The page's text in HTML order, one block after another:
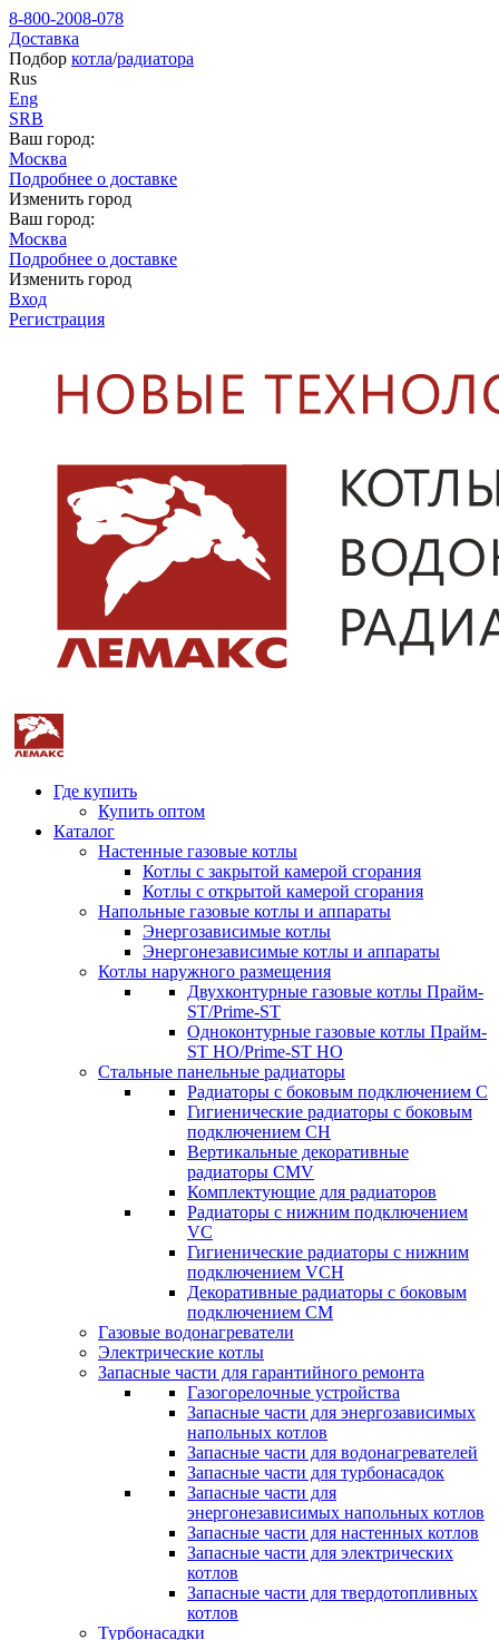
8-800-2008-078
Доставка
Подбор котла/радиатора
Rus
Eng
SRB
Ваш город:
Москва
Подробнее о доставке
Изменить город
Ваш город:
Москва
Подробнее о доставке
Изменить город
Вход
Регистрация
Где купить
Купить оптом
Каталог
Настенные газовые котлы
Котлы с закрытой камерой сгорания
Котлы с открытой камерой сгорания
Напольные газовые котлы и аппараты
Энергозависимые котлы
Энергонезависимые котлы и аппараты
Котлы наружного размещения
Двухконтурные газовые котлы Прайм-
ST/Prime-ST
Одноконтурные газовые котлы Прайм-
ST HO/Prime-ST HO
Стальные панельные радиаторы
Радиаторы c боковым подключением C
Гигиенические радиаторы c боковым
подключением CH
Вертикальные декоративные
радиаторы CMV
Комплектующие для радиаторов
Радиаторы c нижним подключением
VC
Гигиенические радиаторы c нижним
подключением VCH
Декоративные радиаторы с боковым
подключением CM
Газовые водонагреватели
Электрические котлы
Запасные части для гарантийного ремонта
Газогорелочные устройства
Запасные части для энергозависимых
напольных котлов
Запасные части для водонагревателей
Запасные части для турбонасадок
Запасные части для
энергонезависимых напольных котлов
Запасные части для настенных котлов
Запасные части для электрических
котлов
Запасные части для твердотопливных
котлов
Турбонасадки